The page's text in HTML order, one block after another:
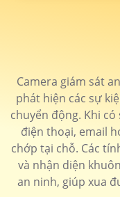
BỘ CAMERA CHẤT LƯỢNG
Đêm
Bộ 8 Camera Kbvision Giá
Rẻ
Trọn bộ camera Công ty
bộ 4 camera Gia Đình Sắt
nét
Camera giám sát
phát hiện các sự
chuyển động. Khi
điện thoại, email
chớp tại chỗ. Các
và nhận diện
an ninh, giúp xua